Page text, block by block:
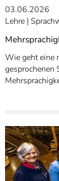
03.06.2026
Lehre
Wie geht eine
gesprochenen